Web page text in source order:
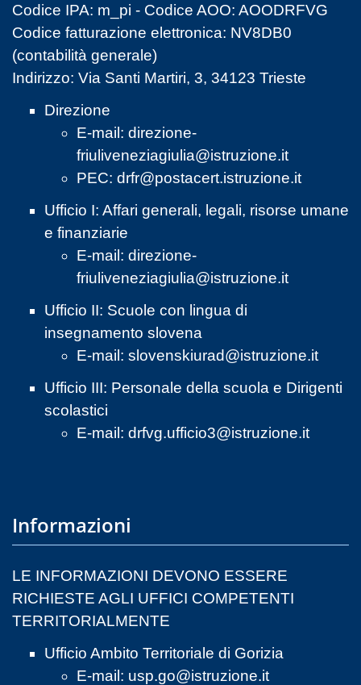
Codice IPA: m_pi - Codice AOO: AOODRFVG
Codice fatturazione elettronica: NV8DB0
(contabilità generale)
Indirizzo: Via Santi Martiri, 3, 34123 Trieste
Direzione
E-mail: direzione-
friuliveneziagiulia@istruzione.it
PEC: drfr@postacert.istruzione.it
Ufficio I: Affari generali, legali, risorse umane
e finanziarie
E-mail: direzione-
friuliveneziagiulia@istruzione.it
Ufficio II: Scuole con lingua di
insegnamento slovena
E-mail: slovenskiurad@istruzione.it
Ufficio III: Personale della scuola e Dirigenti
scolastici
E-mail: drfvg.ufficio3@istruzione.it
Informazioni
LE INFORMAZIONI DEVONO ESSERE
RICHIESTE AGLI UFFICI COMPETENTI
TERRITORIALMENTE
Ufficio Ambito Territoriale di Gorizia
E-mail: usp.go@istruzione.it